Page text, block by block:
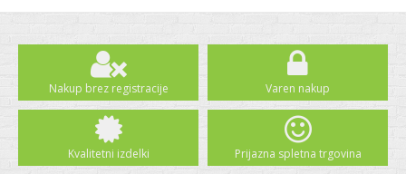
Nakup brez registracije Varen nakup
Kvalitetni izdelki Prijazna spletna trgovina